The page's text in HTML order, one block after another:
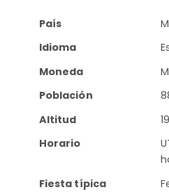
País
Idioma
Moneda
Población
Altitud
Horario
Fiesta típica